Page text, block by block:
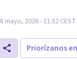
mayo, 2026 - 11:52CEST
Priorízanos en